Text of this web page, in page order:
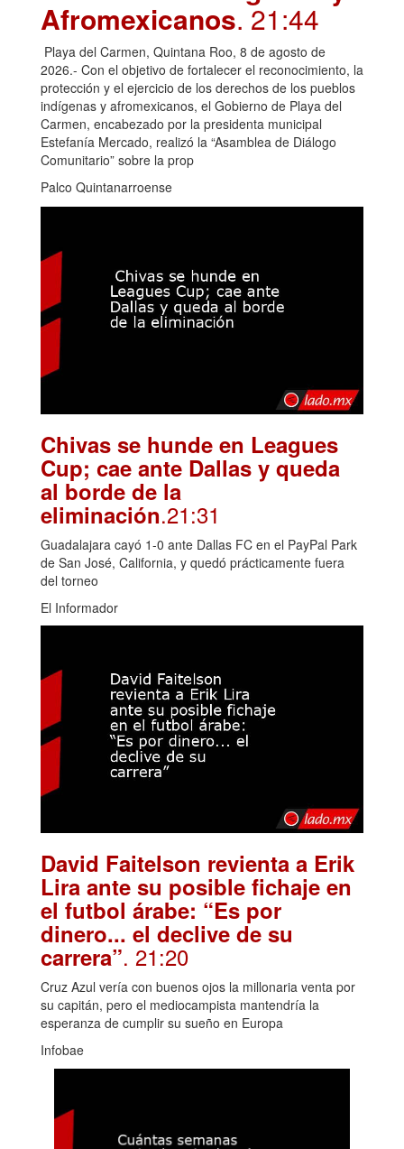
Afromexicanos. 21:44
Playa del Carmen, Quintana Roo, 8 de agosto de
2026.- Con el objetivo de fortalecer el reconocimiento, la
protección y el ejercicio de los derechos de los pueblos
indígenas y afromexicanos, el Gobierno de Playa del
Carmen, encabezado por la presidenta municipal
Estefanía Mercado, realizó la “Asamblea de Diálogo
Comunitario” sobre la prop
Palco Quintanarroense
Chivas se hunde en Leagues
Cup; cae ante Dallas y queda
al borde de la
eliminación.21:31
Guadalajara cayó 1-0 ante Dallas FC en el PayPal Park
de San José, California, y quedó prácticamente fuera
del torneo
El Informador
David Faitelson revienta a Erik
Lira ante su posible fichaje en
el futbol árabe: “Es por
dinero... el declive de su
carrera”. 21:20
Cruz Azul vería con buenos ojos la millonaria venta por
su capitán, pero el mediocampista mantendría la
esperanza de cumplir su sueño en Europa
Infobae